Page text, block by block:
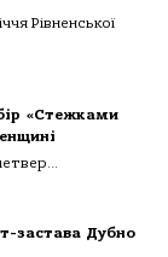
Рівненської
«Стежками
застава Дубно